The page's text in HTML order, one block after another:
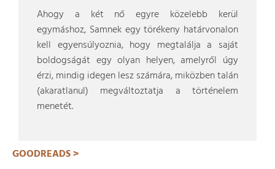
Ahogy a két nő egyre közelebb kerül
egymáshoz, Samnek egy törékeny határvonalon
kell egyensúlyoznia, hogy megtalálja a saját
boldogságát egy olyan helyen, amelyről úgy
érzi, mindig idegen lesz számára, miközben talán
(akaratlanul) megváltoztatja a történelem
menetét.
GOODREADS >